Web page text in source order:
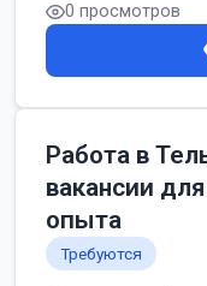
0 просмотров
Работа в
вакансии
опыта
Требуются